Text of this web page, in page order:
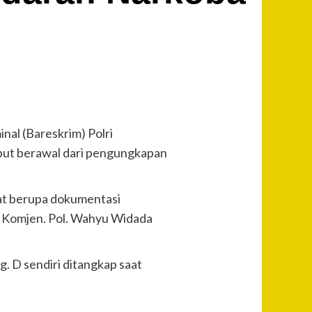
(Bareskrim) Polri
berawal dari pengungkapan
berupa dokumentasi
Pol. Wahyu Widada
D sendiri ditangkap saat